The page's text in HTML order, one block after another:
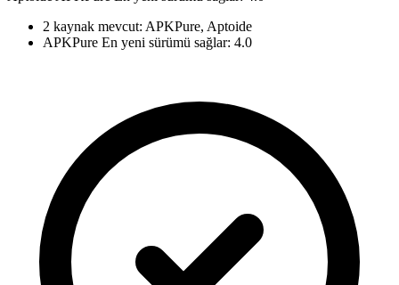
2 kaynak mevcut: APKPure, Aptoide
APKPure En yeni sürümü sağlar: 4.0